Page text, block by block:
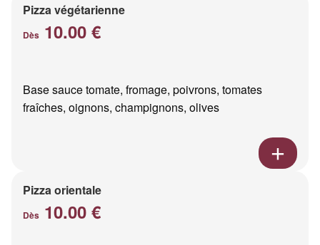
Pizza végétarienne
Dès 10.00 €
Base sauce tomate, fromage, poivrons, tomates
fraîches, oignons, champignons, olives
Pizza orientale
Dès 10.00 €